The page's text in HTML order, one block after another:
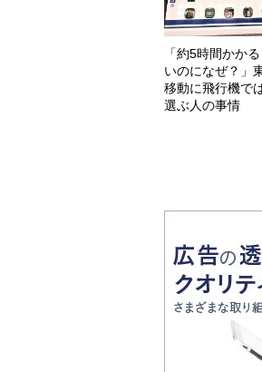
「約5時間かか
いのになぜ？」
移動に飛行機で
選ぶ人の事情